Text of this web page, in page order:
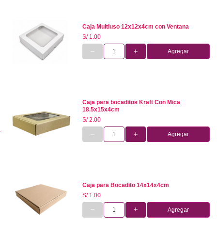
Caja Multiuso 12x12x4cm con Ventana
S/ 1.00
Agregar
Caja para bocaditos Kraft Con Mica
18.5x15x4cm
S/ 2.00
Agregar
Caja para Bocadito 14x14x4cm
S/ 1.00
Agregar